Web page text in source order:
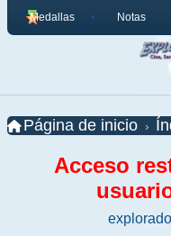
Medallas Notas
Página de inicio
Acceso